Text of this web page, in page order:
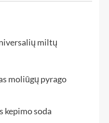
miltų
moliūgų pyrago
kepimo soda